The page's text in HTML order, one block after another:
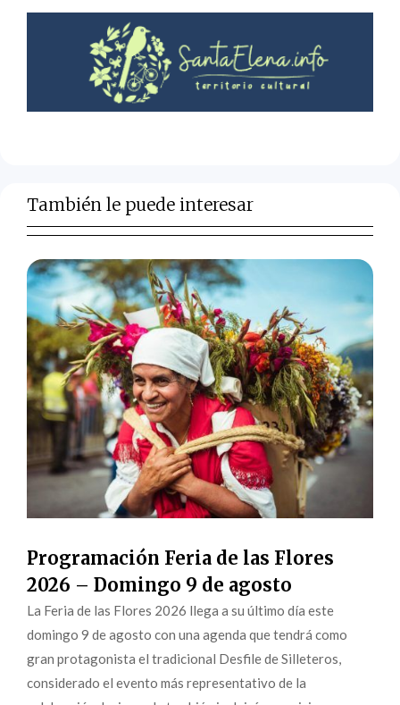
También le puede interesar
Programación Feria de las Flores
2026 – Domingo 9 de agosto
La Feria de las Flores 2026 llega a su último día este
domingo 9 de agosto con una agenda que tendrá como
gran protagonista el tradicional Desfile de Silleteros,
considerado el evento más representativo de la